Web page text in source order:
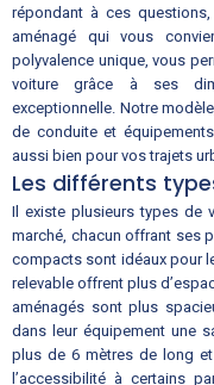
répondant à ces
aménagé qui vous
polyvalence unique, vous
voiture grâce à ses
exceptionnelle. Notre
de conduite et
aussi bien pour vos trajets
Les différents
Il existe plusieurs types de
marché, chacun offrant ses
compacts sont idéaux pour
relevable offrent plus
aménagés sont plus
dans leur équipement une
plus de 6 mètres de long
l’accessibilité à certains